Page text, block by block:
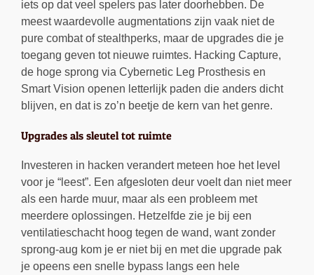
iets op dat veel spelers pas later doorhebben. De
meest waardevolle augmentations zijn vaak niet de
pure combat of stealthperks, maar de upgrades die je
toegang geven tot nieuwe ruimtes. Hacking Capture,
de hoge sprong via Cybernetic Leg Prosthesis en
Smart Vision openen letterlijk paden die anders dicht
blijven, en dat is zo’n beetje de kern van het genre.
Upgrades als sleutel tot ruimte
Investeren in hacken verandert meteen hoe het level
voor je “leest”. Een afgesloten deur voelt dan niet meer
als een harde muur, maar als een probleem met
meerdere oplossingen. Hetzelfde zie je bij een
ventilatieschacht hoog tegen de wand, want zonder
sprong-aug kom je er niet bij en met die upgrade pak
je opeens een snelle bypass langs een hele